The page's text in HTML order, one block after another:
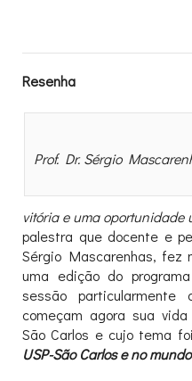
Resenha
Prof. Dr. Sérgio
vitória e uma oportunidade
palestra que docente e
Sérgio Mascarenhas, fez
uma edição do programa
sessão particularmente
começam agora sua vida
São Carlos e cujo tema foi
USP-São Carlos e no